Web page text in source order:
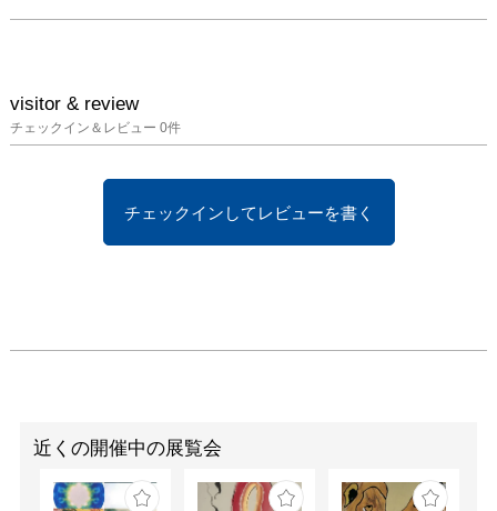
visitor & review
チェックイン＆レビュー 0件
チェックインしてレビューを書く
近くの開催中の展覧会